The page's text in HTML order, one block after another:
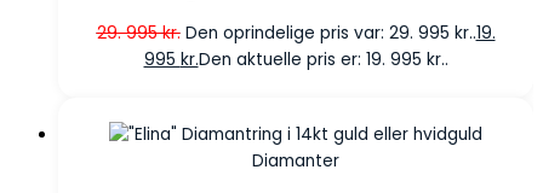
29. 995kr. Den oprindelige pris var: 29. 995 kr..19.
995 kr.Den aktuelle pris er: 19. 995 kr..
Diamanter